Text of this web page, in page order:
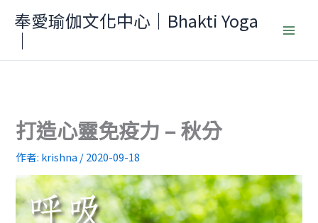
要
奉愛瑜伽文化中心｜Bhakti Yoga
｜
打造心靈免疫力 – 秋分
作者: krishna /2020-09-18